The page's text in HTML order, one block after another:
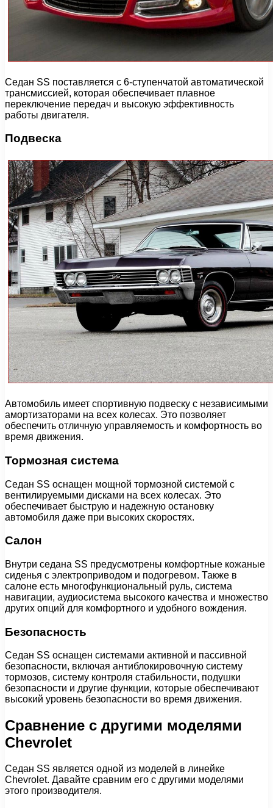
Седан SS поставляется с 6-ступенчатой автоматической
трансмиссией, которая обеспечивает плавное
переключение передач и высокую эффективность
работы двигателя.
Подвеска
Автомобиль имеет спортивную подвеску с независимыми
амортизаторами на всех колесах. Это позволяет
обеспечить отличную управляемость и комфортность во
время движения.
Тормозная система
Седан SS оснащен мощной тормозной системой с
вентилируемыми дисками на всех колесах. Это
обеспечивает быструю и надежную остановку
автомобиля даже при высоких скоростях.
Салон
Внутри седана SS предусмотрены комфортные кожаные
сиденья с электроприводом и подогревом. Также в
салоне есть многофункциональный руль, система
навигации, аудиосистема высокого качества и множество
других опций для комфортного и удобного вождения.
Безопасность
Седан SS оснащен системами активной и пассивной
безопасности, включая антиблокировочную систему
тормозов, систему контроля стабильности, подушки
безопасности и другие функции, которые обеспечивают
высокий уровень безопасности во время движения.
Сравнение с другими моделями
Chevrolet
Седан SS является одной из моделей в линейке
Chevrolet. Давайте сравним его с другими моделями
этого производителя.